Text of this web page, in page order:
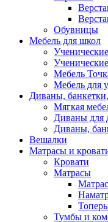
Обувницы
Мебель для школ
Мебель
Мебель для
Диваны,
Мягкая
Диваны для
Диваны,
Вешалки
Матрасы и
Кровати
Матрасы
Тумбы и